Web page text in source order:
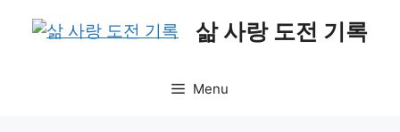
삶 사랑 도전 기록
Menu